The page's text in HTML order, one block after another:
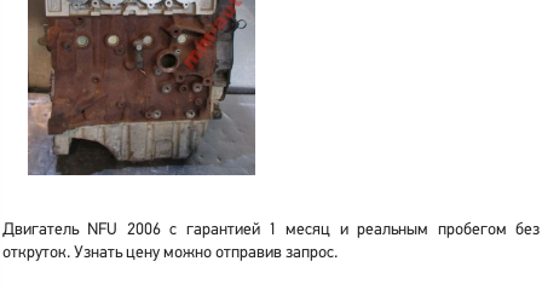
Двигатель NFU 2006 с гарантией 1 месяц и реальным пробегом без
откруток. Узнать цену можно отправив запрос.